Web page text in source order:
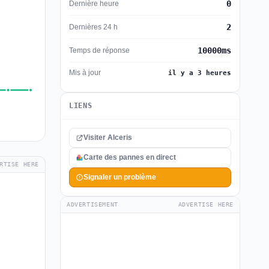
HERE
Dernière heure 0
Dernières 24 h 2
Temps de réponse 10000ms
Mis à jour il y a 3 heures
LIENS
Visiter Alceris
Carte des pannes en direct
Signaler un problème
ADVERTISEMENT ADVERTISE HERE